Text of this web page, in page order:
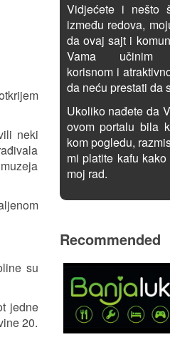
neki
su
jedne
20.
Vidjećete i nešto
između redova,
da ovaj sajt i
Vama učinim
korisnom i
da neću prestati da
Ukoliko nađete da
ovom portalu bila
kom pogledu,
mi platite kafu
moj rad.
Recommended